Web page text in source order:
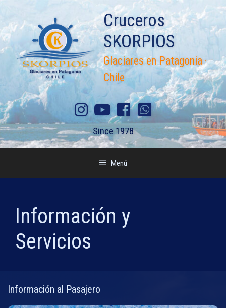
contenido
Cruceros
SKORPIOS
Glaciares en Patagonia ·
Chile
Since 1978
Menú
Información y
Servicios
Información al Pasajero